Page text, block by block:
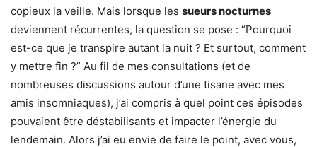
copieux la veille. Mais lorsque les sueurs nocturnes
deviennent récurrentes, la question se pose : “Pourquoi
est-ce que je transpire autant la nuit ? Et surtout, comment
y mettre fin ?” Au fil de mes consultations (et de
nombreuses discussions autour d’une tisane avec mes
amis insomniaques), j’ai compris à quel point ces épisodes
pouvaient être déstabilisants et impacter l’énergie du
lendemain. Alors j’ai eu envie de faire le point, avec vous,